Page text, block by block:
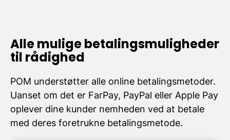
Alle mulige betalingsmuligheder
til rådighed
POM understøtter alle online betalingsmetoder.
Uanset om det er FarPay, PayPal eller Apple Pay
oplever dine kunder nemheden ved at betale
med deres foretrukne betalingsmetode.